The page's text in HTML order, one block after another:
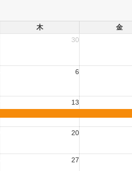
木 金
30
6
13
20
27